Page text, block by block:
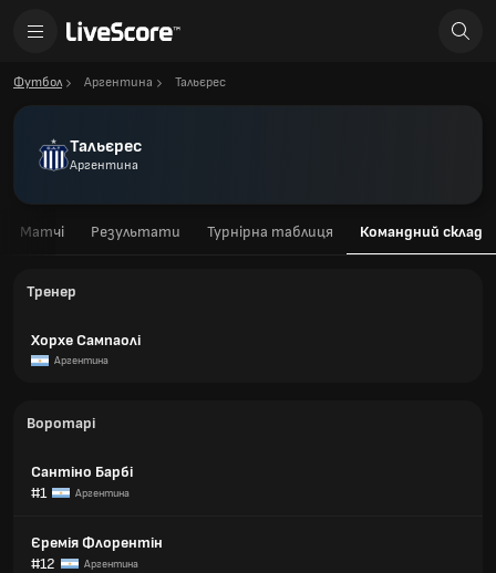
Футбол Аргентина Тальєрес
Тальєрес
Аргентина
Матчі Результати Турнірна таблиця Командний склад
Тренер
Хорхе Сампаолі
Аргентина
Воротарі
Сантіно Барбі
#1
Аргентина
Єремія Флорентін
#12
Аргентина